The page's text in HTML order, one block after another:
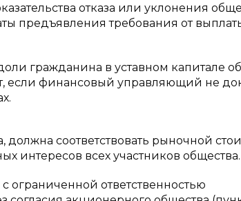
отказа или уклонения
предъявления требования от
гражданина в уставном капитале
если финансовый управляющий не
соответствовать рыночной
интересов всех участников общества.
ограниченной ответственностью